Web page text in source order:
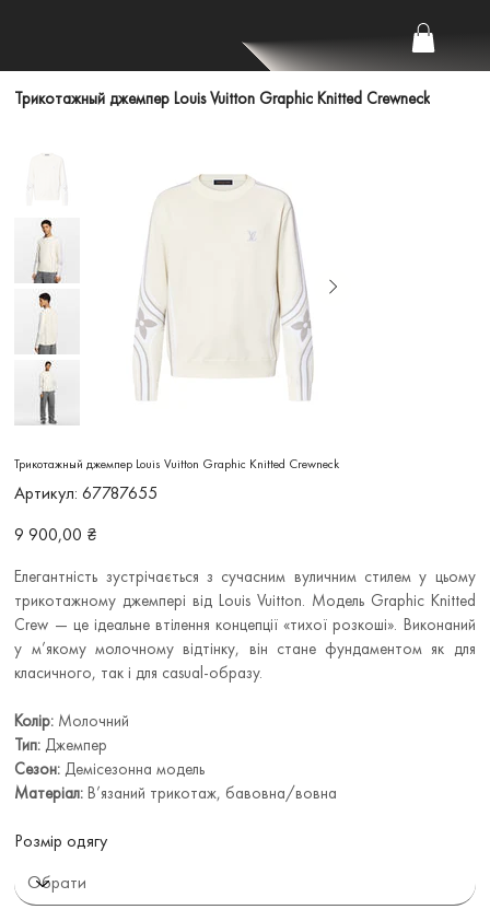
Трикотажный джемпер Louis Vuitton Graphic Knitted Crewneck
Трикотажный джемпер Louis Vuitton Graphic Knitted Crewneck
Артикул:
Артикул
67787655
67787655
Ціна
9 900,00 ₴
Елегантність зустрічається з сучасним вуличним стилем у цьому
трикотажному джемпері від Louis Vuitton. Модель Graphic Knitted
Crew — це ідеальне втілення концепції «тихої розкоші». Виконаний
у м’якому молочному відтінку, він стане фундаментом як для
класичного, так і для casual-образу.
Колір: Молочний
Тип:Джемпер
Сезон: Демісезонна модель
Матеріал:В’язаний трикотаж, бавовна/вовна
Розмір одягу